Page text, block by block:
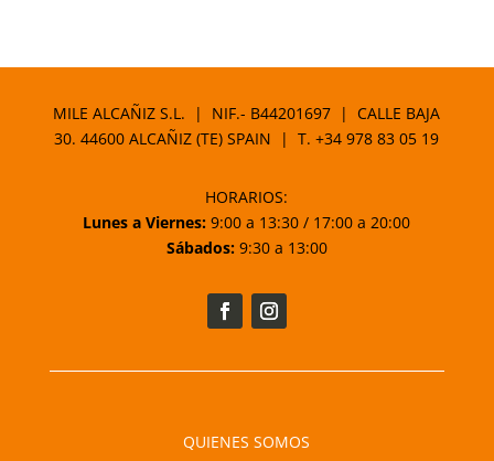
40,70 €
hasta
MILE ALCAÑIZ S.L. | NIF.- B44201697 | CALLE BAJA
30. 44600 ALCAÑIZ (TE) SPAIN | T.+34 978 83 05 19
HORARIOS:
Lunes a Viernes: 9:00 a 13:30 / 17:00 a 20:00
Sábados:9:30 a 13:00
QUIENES SOMOS